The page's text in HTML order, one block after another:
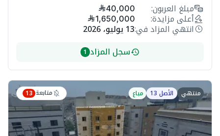
مبلغ العربون: 40,000
أعلى مزايدة: 1,650,000
انتهي المزاد في:13 يوليو، 2026
سجل المزاد 1
منتهي الأصل 13 مباع متابعة 13